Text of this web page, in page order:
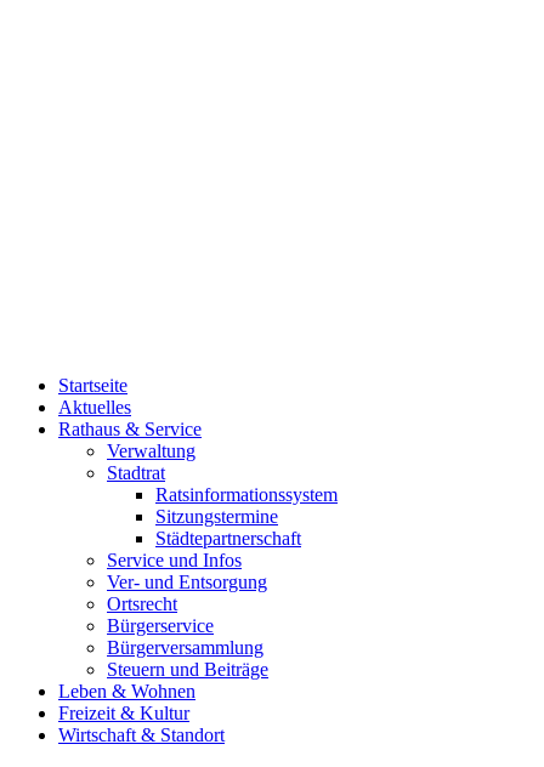
Startseite
Aktuelles
Rathaus & Service
Verwaltung
Stadtrat
Ratsinformationssystem
Sitzungstermine
Städtepartnerschaft
Service und Infos
Ver- und Entsorgung
Ortsrecht
Bürgerservice
Bürgerversammlung
Steuern und Beiträge
Leben & Wohnen
Freizeit & Kultur
Wirtschaft & Standort